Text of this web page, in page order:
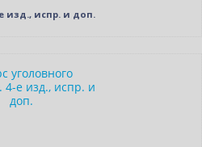
изд., испр. и доп.